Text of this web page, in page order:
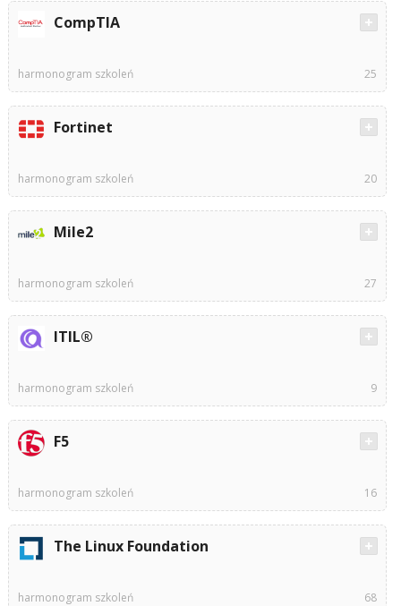
CompTIA
harmonogram szkoleń 25
Fortinet
harmonogram szkoleń 20
Mile2
harmonogram szkoleń 27
ITIL®
harmonogram szkoleń 9
F5
harmonogram szkoleń 16
The Linux Foundation
harmonogram szkoleń 68